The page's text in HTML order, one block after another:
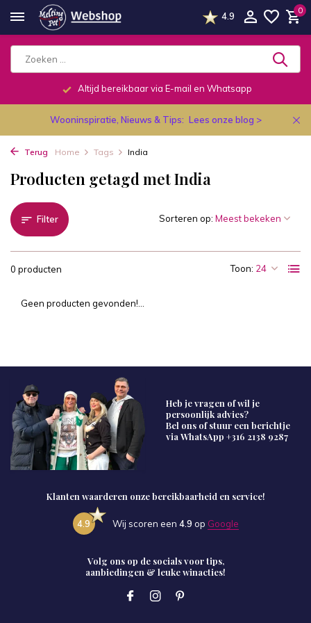
4.9
0
Altijd bereikbaar via E-mail en Whatsapp
Wooninspiratie, Nieuws & Tips: Lees onze blog >
Terug Home Tags India
Producten getagd met India
Filter
0 producten Toon:
Sorteren op:
Geen producten gevonden!...
Heb je vragen of wil je
persoonlijk advies?
Bel ons of stuur een berichtje
via WhatsApp +316 2138 9287
Klanten waarderen onze bereikbaarheid en service!
4.9 Wij scoren een 4.9 op Google
Volg ons op de socials voor tips,
aanbiedingen & leuke winacties!